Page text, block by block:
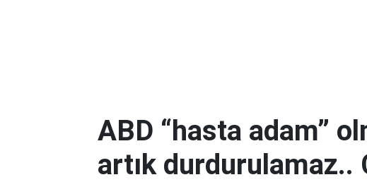
ABD “hasta adam”
artık durdurulamaz..